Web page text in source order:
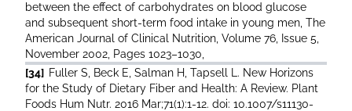
between the effect of carbohydrates on blood glucose
and subsequent short-term food intake in young men, The
American Journal of Clinical Nutrition, Volume 76, Issue 5,
November 2002, Pages 1023–1030,
[34] Fuller S, Beck E, Salman H, Tapsell L. New Horizons
for the Study of Dietary Fiber and Health: A Review. Plant
Foods Hum Nutr. 2016 Mar;71(1):1-12. doi: 10.1007/s11130-